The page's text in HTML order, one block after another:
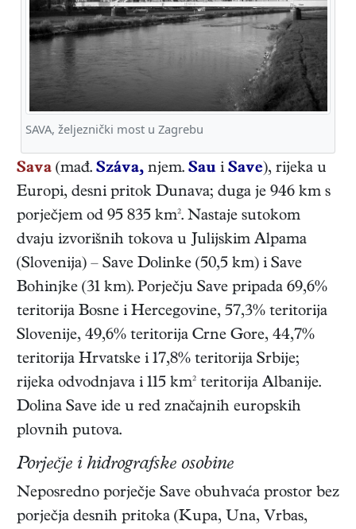
SAVA, željeznički most u Zagrebu
Sava (mađ. Száva, njem. Sau i Save), rijeka u
Europi, desni pritok Dunava; duga je 946 km s
porječjem od 95 835 km². Nastaje sutokom
dvaju izvorišnih tokova u Julijskim Alpama
(Slovenija) – Save Dolinke (50,5 km) i Save
Bohinjke (31 km). Porječju Save pripada 69,6%
teritorija Bosne i Hercegovine, 57,3% teritorija
Slovenije, 49,6% teritorija Crne Gore, 44,7%
teritorija Hrvatske i 17,8% teritorija Srbije;
rijeka odvodnjava i 115 km² teritorija Albanije.
Dolina Save ide u red značajnih europskih
plovnih putova.
Porječje i hidrografske osobine
Neposredno porječje Save obuhvaća prostor bez
porječja desnih pritoka (Kupa, Una, Vrbas,